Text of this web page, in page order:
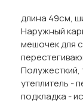
длина 49см,
Наружный
мешочек для
Полужесткий,
утеплитель -
подкладка -